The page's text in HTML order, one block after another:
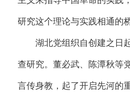
研究这个理论与实践相通的
湖北党组织自创建之日起
查研究。董必武、陈潭秋等
言传身教，起了开启先河的